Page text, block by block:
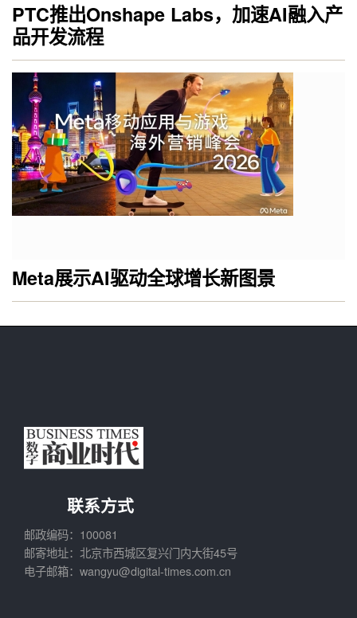
PTC推出Onshape Labs，加速AI融入产
品开发流程
Meta展示AI驱动全球增长新图景
联系方式
邮政编码：100081
邮寄地址：北京市西城区复兴门内大街45号
电子邮箱：wangyu@digital-times.com.cn